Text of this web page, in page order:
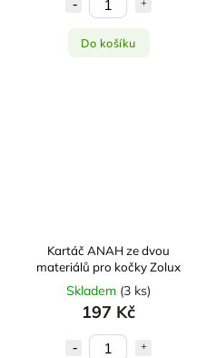
Do košíku
Kartáč ANAH ze dvou
materiálů pro kočky Zolux
Skladem (3 ks)
197 Kč